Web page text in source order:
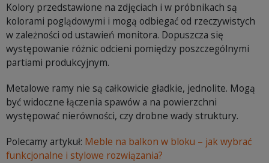
Kolory przedstawione na zdjęciach i w próbnikach są
kolorami poglądowymi i mogą odbiegać od rzeczywistych
w zależności od ustawień monitora. Dopuszcza się
występowanie różnic odcieni pomiędzy poszczególnymi
partiami produkcyjnym.
Metalowe ramy nie są całkowicie gładkie, jednolite. Mogą
być widoczne łączenia spawów a na powierzchni
występować nierówności, czy drobne wady struktury.
Polecamy artykuł: Meble na balkon w bloku – jak wybrać
funkcjonalne i stylowe rozwiązania?